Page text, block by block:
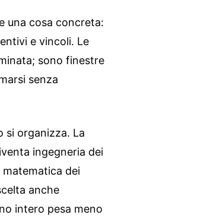
una cosa concreta:
e vincoli. Le
sono finestre
senza
si organizza. La
ingegneria dei
matematica dei
anche
intero pesa meno